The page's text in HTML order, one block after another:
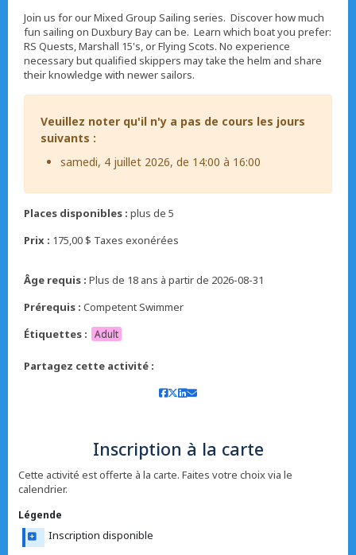
Join us for our Mixed Group Sailing series. Discover how much
fun sailing on Duxbury Bay can be. Learn which boat you prefer:
RS Quests, Marshall 15's, or Flying Scots. No experience
necessary but qualified skippers may take the helm and share
their knowledge with newer sailors.
Veuillez noter qu'il n'y a pas de cours les jours
suivants :
samedi, 4 juillet 2026, de 14:00 à 16:00
Places disponibles : plus de 5
Prix : 175,00 $ Taxes exonérées
Âge requis : Plus de 18 ans à partir de 2026-08-31
Prérequis : Competent Swimmer
Étiquettes :
Adult
Partagez cette activité :
Inscription à la carte
Cette activité est offerte à la carte. Faites votre choix via le
calendrier.
Légende
Inscription disponible